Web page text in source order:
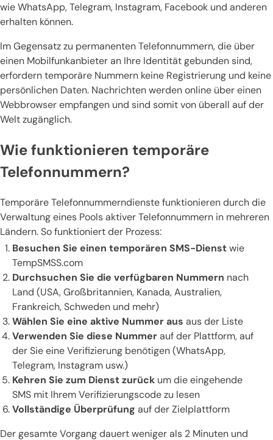
wie WhatsApp, Telegram, Instagram, Facebook und anderen
erhalten können.
Im Gegensatz zu permanenten Telefonnummern, die über
einen Mobilfunkanbieter an Ihre Identität gebunden sind,
erfordern temporäre Nummern keine Registrierung und keine
persönlichen Daten. Nachrichten werden online über einen
Webbrowser empfangen und sind somit von überall auf der
Welt zugänglich.
Wie funktionieren temporäre
Telefonnummern?
Temporäre Telefonnummerndienste funktionieren durch die
Verwaltung eines Pools aktiver Telefonnummern in mehreren
Ländern. So funktioniert der Prozess:
Besuchen Sie einen temporären SMS-Dienstwie
TempSMSS.com
Durchsuchen Sie die verfügbaren Nummern nach
Land (USA, Großbritannien, Kanada, Australien,
Frankreich, Schweden und mehr)
Wählen Sie eine aktive Nummer aus aus der Liste
Verwenden Sie diese Nummerauf der Plattform, auf
der Sie eine Verifizierung benötigen (WhatsApp,
Telegram, Instagram usw.)
Kehren Sie zum Dienst zurück um die eingehende
SMS mit Ihrem Verifizierungscode zu lesen
Vollständige Überprüfung auf der Zielplattform
Der gesamte Vorgang dauert weniger als 2 Minuten und